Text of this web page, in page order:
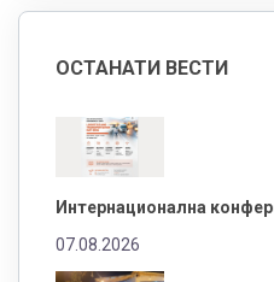
ОСТАНАТИ ВЕСТИ
Интернационална
07.08.2026